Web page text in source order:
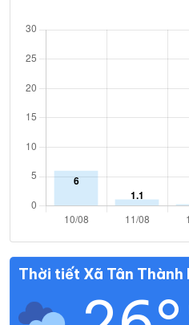
Thời tiết Xã Tân Thành